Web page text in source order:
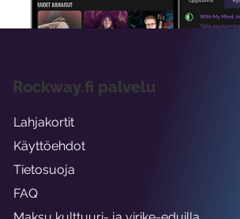
Rockway.fi palvelu
Lahjakortit
Käyttöehdot
Tietosuoja
FAQ